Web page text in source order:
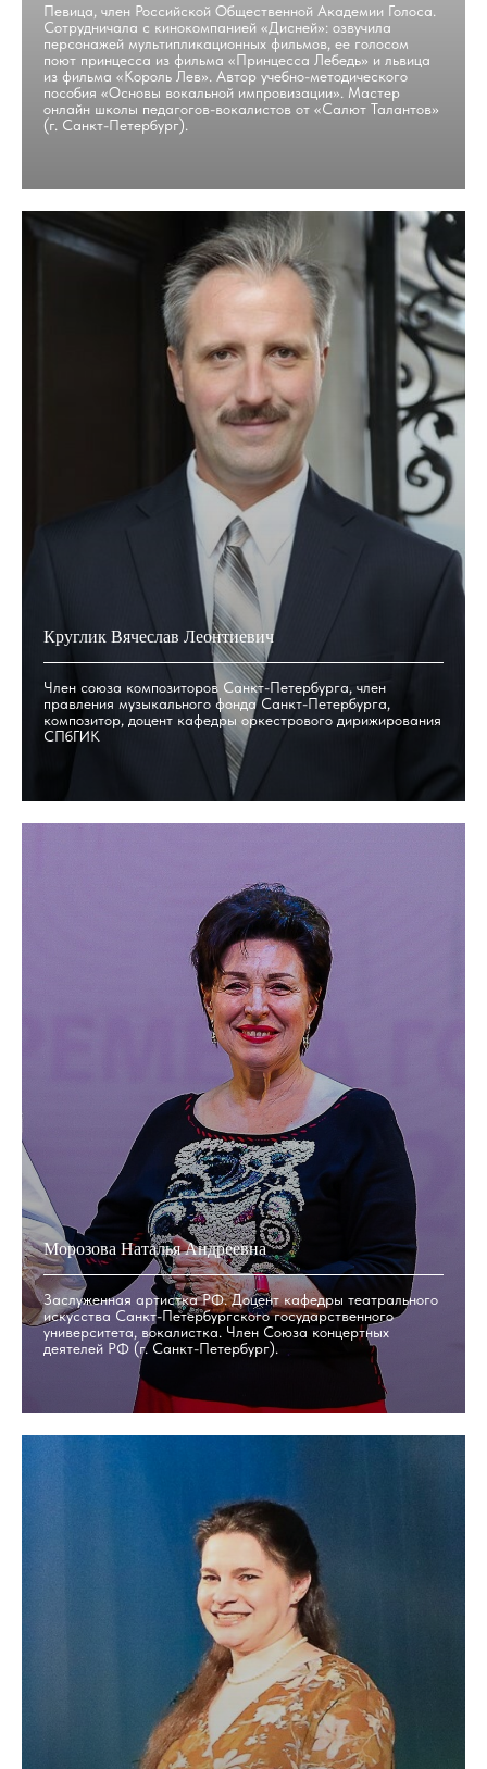
Певица, член Российской Общественной Академии Голоса.
Сотрудничала с кинокомпанией «Дисней»: озвучила
персонажей мультипликационных фильмов, ее голосом
поют принцесса из фильма «Принцесса Лебедь» и львица
из фильма «Король Лев». Автор учебно-методического
пособия «Основы вокальной импровизации». Мастер
онлайн школы педагогов-вокалистов от «Салют Талантов»
(г. Санкт-Петербург).
Круглик Вячеслав Леонтиевич
Член союза композиторов Санкт-Петербурга, член
правления музыкального фонда Санкт-Петербурга,
композитор, доцент кафедры оркестрового дирижирования
СПбГИК
Морозова Наталья Андреевна
Заслуженная артистка РФ. Доцент кафедры театрального
искусства Санкт-Петербургского государственного
университета, вокалистка. Член Союза концертных
деятелей РФ (г. Санкт-Петербург).